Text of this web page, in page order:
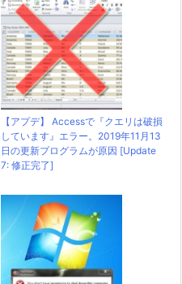
【アプデ】 Accessで『クエリは破損
しています』エラー。2019年11月13
日の更新プログラムが原因 [Update
7: 修正完了]